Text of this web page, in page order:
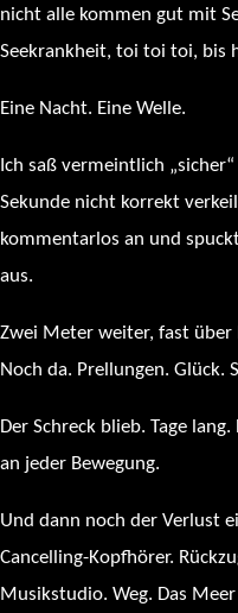
nicht alle kommen gut mit
Seekrankheit, toi toi toi, bis
Eine Nacht. Eine Welle.
Ich saß vermeintlich
Sekunde nicht korrekt
kommentarlos an und
aus.
Zwei Meter weiter, fast
Noch da. Prellungen. Glück.
Der Schreck blieb. Tage
an jeder Bewegung.
Und dann noch der Verlust
Cancelling-Kopfhörer.
Musikstudio. Weg. Das